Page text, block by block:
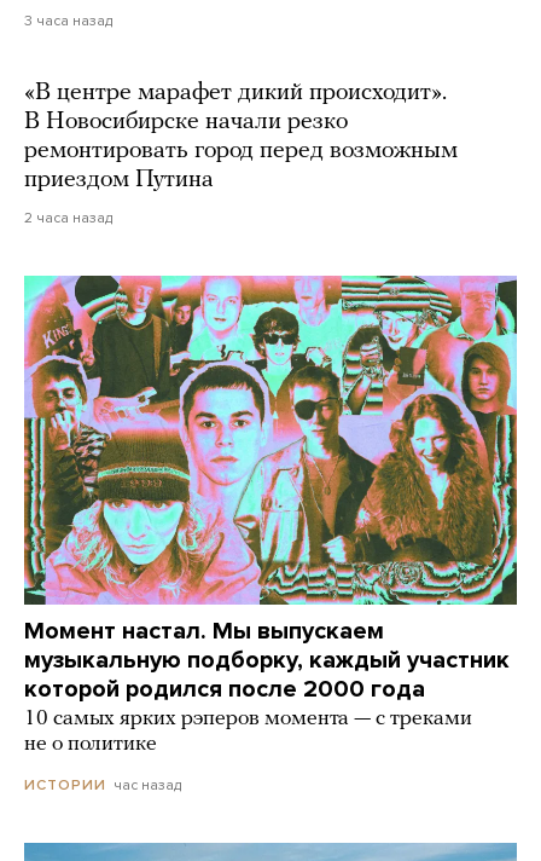
3 часа назад
«В центре марафет дикий происходит».
В Новосибирске начали резко
ремонтировать город перед возможным
приездом Путина
2 часа назад
Момент настал. Мы выпускаем
музыкальную подборку, каждый участник
которой родился после 2000 года
10 самых ярких рэперов момента — с треками
не о политике
ИСТОРИИ час назад